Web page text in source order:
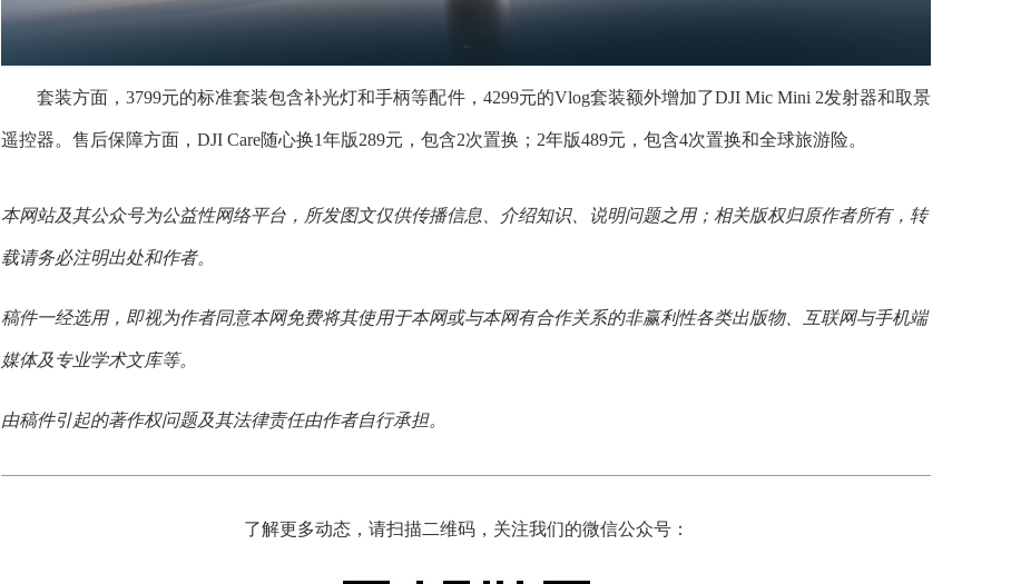
套装方面，3799元的标准套装包含补光灯和手柄等配件，4299元的Vlog套装额外增加了DJI Mic Mini 2发射器和取景
遥控器。售后保障方面，DJI Care随心换1年版289元，包含2次置换；2年版489元，包含4次置换和全球旅游险。
本网站及其公众号为公益性网络平台，所发图文仅供传播信息、介绍知识、说明问题之用；相关版权归原作者所有，转
载请务必注明出处和作者。
稿件一经选用，即视为作者同意本网免费将其使用于本网或与本网有合作关系的非赢利性各类出版物、互联网与手机端
媒体及专业学术文库等。
由稿件引起的著作权问题及其法律责任由作者自行承担。
了解更多动态，请扫描二维码，关注我们的微信公众号：